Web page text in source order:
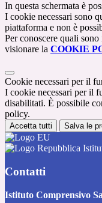
In questa schermata è
I cookie necessari sono
piattaforma e non è
Per conoscere quali
visionare la COOKIE
Cookie necessari per il
I cookie necessari per il
disabilitati. È possibile
policy.
Accetta tutti Salva le
Contatti
Istituto Comprensivo